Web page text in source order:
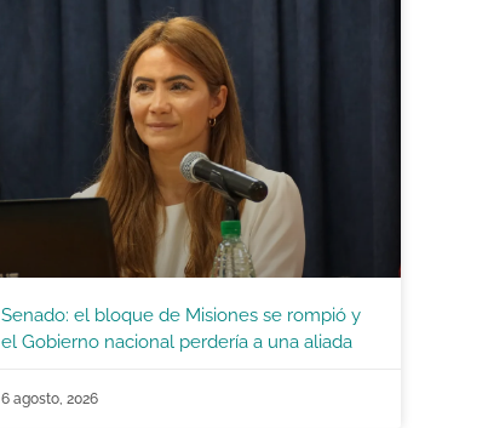
Senado: el bloque de Misiones se rompió y
el Gobierno nacional perdería a una aliada
6 agosto, 2026